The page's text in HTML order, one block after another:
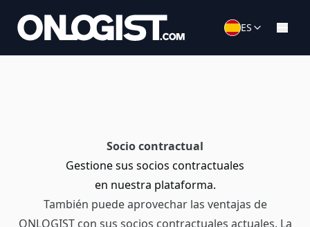
ES
Socio contractual
Gestione sus socios contractuales
en nuestra plataforma.
También puede aprovechar las ventajas de
ONLOGIST con sus socios contractuales actuales. La